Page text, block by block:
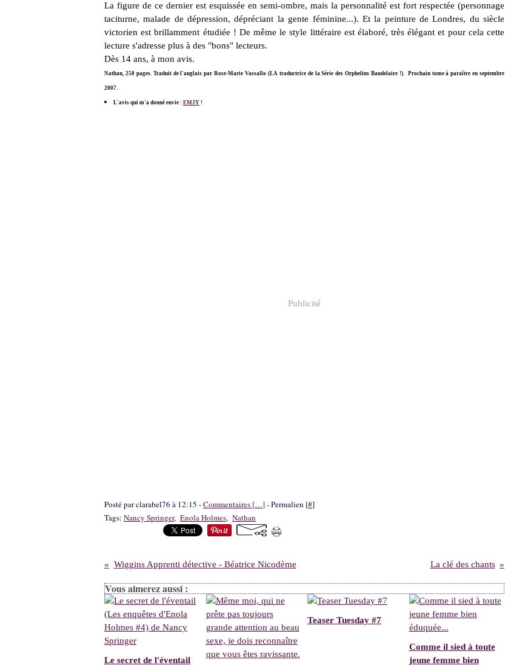
La figure de ce dernier est esquissée en semi-ombre, mais la personnalité est fort respectée (personnage
taciturne, malade de dépression, dépréciant la gente féminine...). Et la peinture de Londres, du siècle
victorien est brillamment étudiée ! De même le style littéraire est élaboré, très élégant et pour cela cette
lecture s'adresse plus à des "bons" lecteurs.
Dès 14 ans, à mon avis.
Nathan, 250 pages. Traduit de l'anglais par Rose-Marie Vassallo (LA traductrice de la Série des Orphelins Baudelaire !). Prochain tome à paraître en septembre
2007.
L'avis qui m'a donné envie : EMJY !
Publicité
Posté par clarabel76 à 12:15 -Commentaires […]- Permalien [#]
Tags: Nancy Springer, Enola Holmes, Nathan
Wiggins Apprenti détective - Béatrice Nicodème La clé des chants
Vous aimerez aussi :
Le secret de l'éventail
Teaser Tuesday #7
Comme il sied à toute
jeune femme bien